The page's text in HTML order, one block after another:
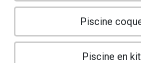
Piscine
Piscine en kit